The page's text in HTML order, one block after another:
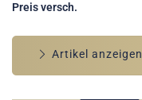
Preis versch.
Artikel anzeigen